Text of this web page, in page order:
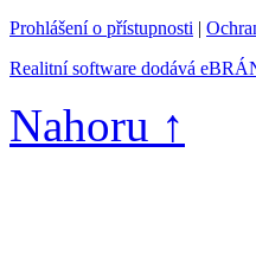
Prohlášení o přístupnosti |
Realitní software dodává
Nahoru ↑